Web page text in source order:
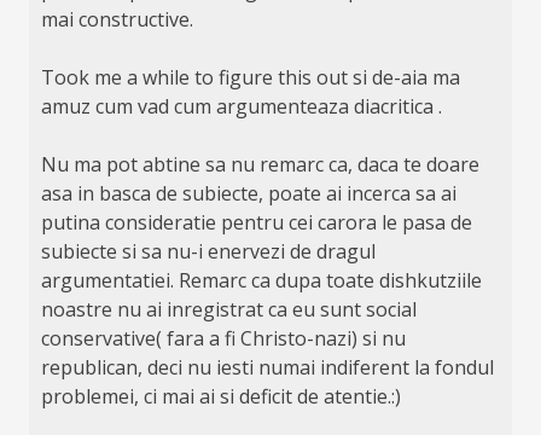
mai constructive.
Took me a while to figure this out si de-aia ma
amuz cum vad cum argumenteaza diacritica .
Nu ma pot abtine sa nu remarc ca, daca te doare
asa in basca de subiecte, poate ai incerca sa ai
putina consideratie pentru cei carora le pasa de
subiecte si sa nu-i enervezi de dragul
argumentatiei. Remarc ca dupa toate dishkutziile
noastre nu ai inregistrat ca eu sunt social
conservative( fara a fi Christo-nazi) si nu
republican, deci nu iesti numai indiferent la fondul
problemei, ci mai ai si deficit de atentie.:)